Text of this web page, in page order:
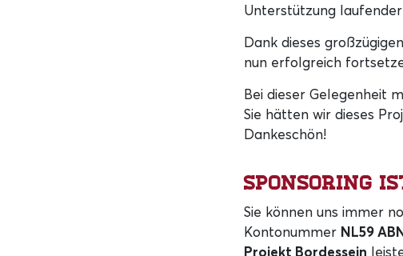
Unterstützung
Dank dieses
nun erfolgreich
Bei dieser Gelegenheit
Sie hätten wir dieses
Dankeschön!
Sponsoring
Sie können uns immer
Kontonummer NL59
Projekt Bordessein